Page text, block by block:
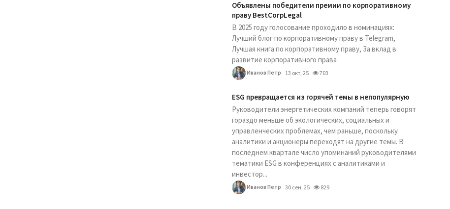
Объявлены победители премии по корпоративному
праву BestCorpLegal
В 2025 году голосование проходило в номинациях:
Лучший блог по корпоративному праву в Telegram,
Лучшая книга по корпоративному праву, За вклад в
развитие корпоративного права
Иванов Петр 13 окт, 25 703
ESG превращается из горячей темы в непопулярную
Руководители энергетических компаний теперь говорят
гораздо меньше об экологических, социальных и
управленческих проблемах, чем раньше, поскольку
аналитики и акционеры переходят на другие темы. В
последнем квартале число упоминаний руководителями
тематики ESG в конференциях с аналитиками и
инвестор...
Иванов Петр 30 сен, 25 829